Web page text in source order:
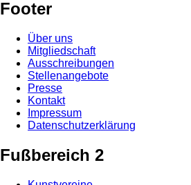
Footer
Über uns
Mitgliedschaft
Ausschreibungen
Stellenangebote
Presse
Kontakt
Impressum
Datenschutzerklärung
Fußbereich 2